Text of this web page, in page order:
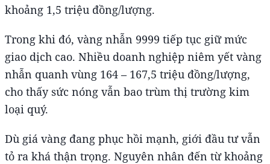
khoảng 1,5 triệu đồng/lượng.
Trong khi đó, vàng nhẫn 9999 tiếp tục giữ mức
giao dịch cao. Nhiều doanh nghiệp niêm yết vàng
nhẫn quanh vùng 164 – 167,5 triệu đồng/lượng,
cho thấy sức nóng vẫn bao trùm thị trường kim
loại quý.
Dù giá vàng đang phục hồi mạnh, giới đầu tư vẫn
tỏ ra khá thận trọng. Nguyên nhân đến từ khoảng